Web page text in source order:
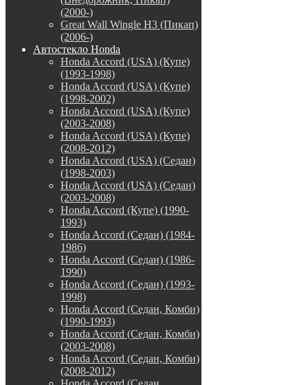
(2000-)
Great Wall Wingle H3 (Пикап)
(2006-)
Автостекло Honda
Honda Accord (USA) (Купе)
(1993-1998)
Honda Accord (USA) (Купе)
(1998-2002)
Honda Accord (USA) (Купе)
(2003-2008)
Honda Accord (USA) (Купе)
(2008-2012)
Honda Accord (USA) (Седан)
(1998-2003)
Honda Accord (USA) (Седан)
(2003-2008)
Honda Accord (Купе) (1990-
1993)
Honda Accord (Седан) (1984-
1986)
Honda Accord (Седан) (1986-
1990)
Honda Accord (Седан) (1993-
1998)
Honda Accord (Седан, Комби)
(1990-1993)
Honda Accord (Седан, Комби)
(2003-2008)
Honda Accord (Седан, Комби)
(2008-2012)